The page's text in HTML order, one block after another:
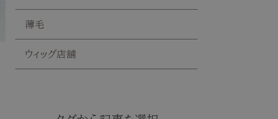
薄毛
ウィッグ店舗